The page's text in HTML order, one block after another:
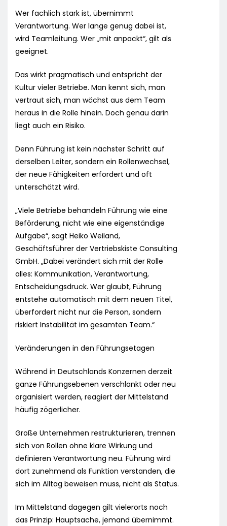
Wer fachlich stark ist, übernimmt
Verantwortung. Wer lange genug dabei ist,
wird Teamleitung. Wer „mit anpackt“, gilt als
geeignet.
Das wirkt pragmatisch und entspricht der
Kultur vieler Betriebe. Man kennt sich, man
vertraut sich, man wächst aus dem Team
heraus in die Rolle hinein. Doch genau darin
liegt auch ein Risiko.
Denn Führung ist kein nächster Schritt auf
derselben Leiter, sondern ein Rollenwechsel,
der neue Fähigkeiten erfordert und oft
unterschätzt wird.
„Viele Betriebe behandeln Führung wie eine
Beförderung, nicht wie eine eigenständige
Aufgabe“, sagt Heiko Weiland,
Geschäftsführer der Vertriebskiste Consulting
GmbH. „Dabei verändert sich mit der Rolle
alles: Kommunikation, Verantwortung,
Entscheidungsdruck. Wer glaubt, Führung
entstehe automatisch mit dem neuen Titel,
überfordert nicht nur die Person, sondern
riskiert Instabilität im gesamten Team.“
Veränderungen in den Führungsetagen
Während in Deutschlands Konzernen derzeit
ganze Führungsebenen verschlankt oder neu
organisiert werden, reagiert der Mittelstand
häufig zögerlicher.
Große Unternehmen restrukturieren, trennen
sich von Rollen ohne klare Wirkung und
definieren Verantwortung neu. Führung wird
dort zunehmend als Funktion verstanden, die
sich im Alltag beweisen muss, nicht als Status.
Im Mittelstand dagegen gilt vielerorts noch
das Prinzip: Hauptsache, jemand übernimmt.